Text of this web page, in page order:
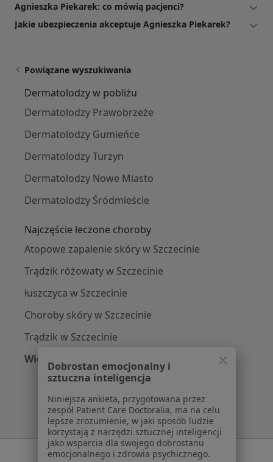
Agnieszka Piekarek: co mówią pacjenci?
Jakie ubezpieczenia akceptuje Agnieszka Piekarek?
Powiązane wyszukiwania
Dermatolodzy w pobliżu
Dermatolodzy Prawobrzeże
Dermatolodzy Gumieńce
Dermatolodzy Turzyn
Dermatolodzy Nowe Miasto
Dermatolodzy Śródmieście
Najczęście leczone choroby
Atopowe zapalenie skóry w Szczecinie
Trądzik różowaty w Szczecinie
łuszczyca w Szczecinie
Choroby skóry w Szczecinie
Trądzik w Szczecinie
Więcej (15)
Więcej w kategorii: Najczęście leczone
Serwis
Dobrostan emocjonalny i
sztuczna inteligencja
Niniejsza ankieta, przygotowana przez
zespół Patient Care Doctoralia, ma na celu
lepsze zrozumienie, w jaki sposób ludzie
korzystają z narzędzi sztucznej inteligencji
jako wsparcia dla swojego dobrostanu
emocjonalnego i zdrowia psychicznego.